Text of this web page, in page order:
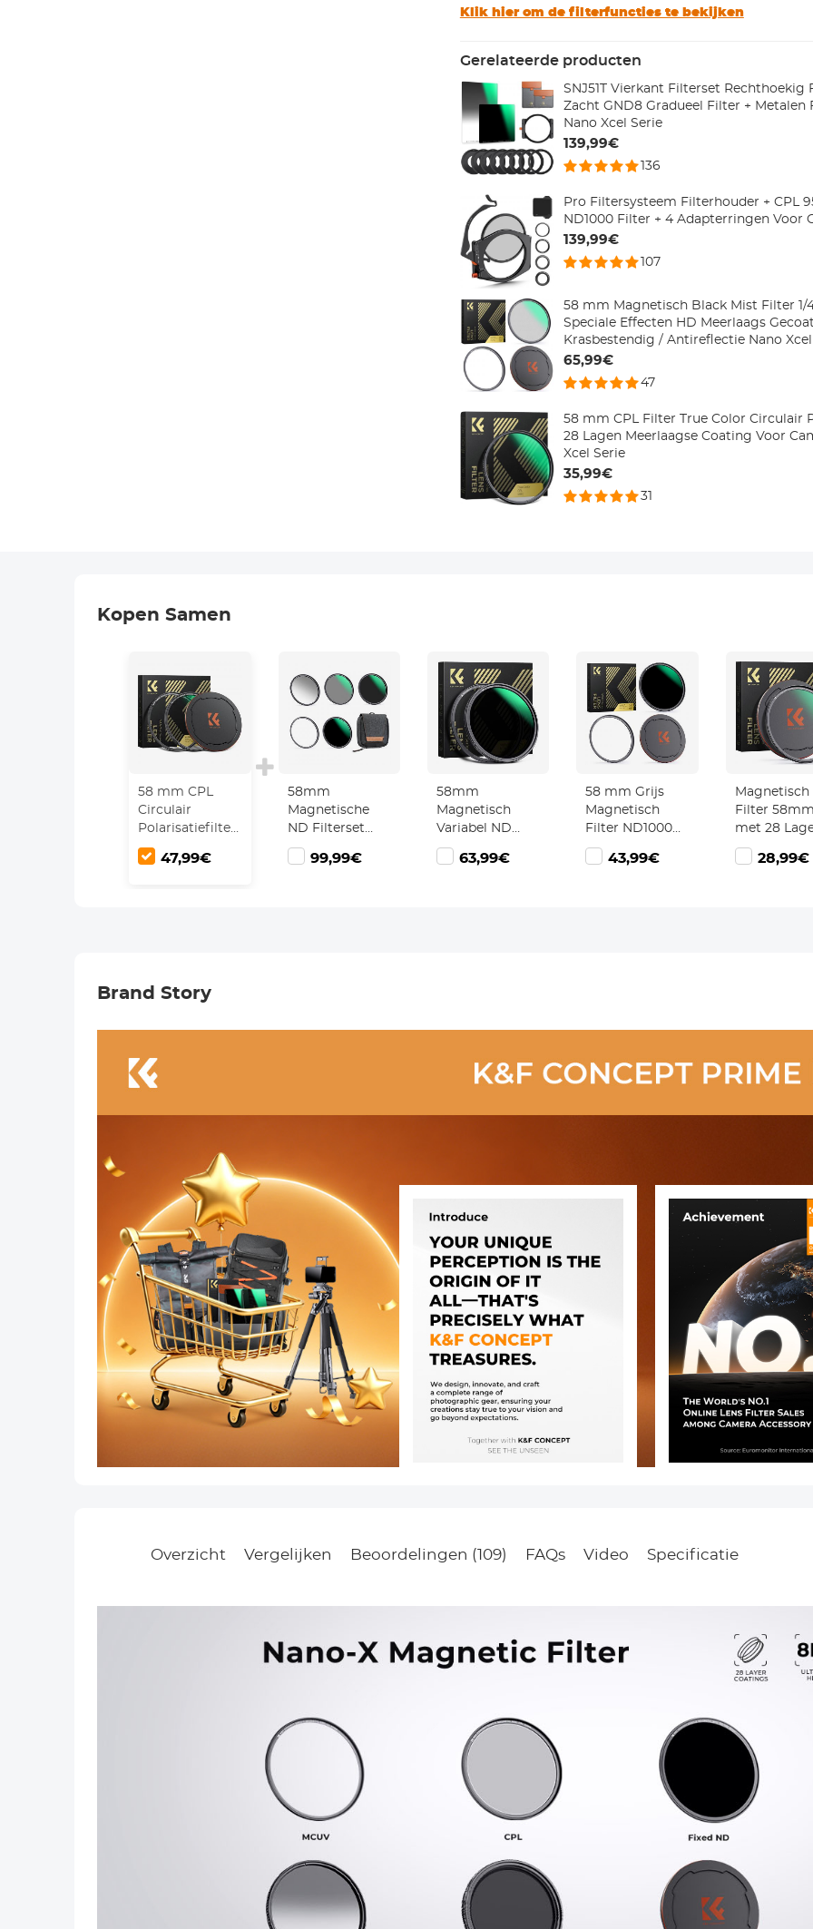
Klik hier om de filterfuncties te bekijken
Gerelateerde producten
SNJ51T Vierkant Filterset Rechthoekig
Zacht GND8 Gradueel Filter + Metalen
Nano Xcel Serie
139,99€
136
Pro Filtersysteem Filterhouder + CPL
ND1000 Filter + 4 Adapterringen Voor
139,99€
107
58 mm Magnetisch Black Mist Filter 1/
Speciale Effecten HD Meerlaags
Krasbestendig / Antireflectie Nano
65,99€
47
58 mm CPL Filter True Color Circulair
28 Lagen Meerlaagse Coating Voor
Xcel Serie
35,99€
31
Kopen Samen
58 mm CPL
Circulair
Polarisatiefilter
Magnetische
Lens Filter HD
47,99€
58mm
Magnetische
ND Filterset
ND8 + ND64 +
ND1000 + GND8
99,99€
58mm
Magnetisch
Variabel ND
Filter ND8 -
ND128 (3-7
63,99€
58 mm Grijs
Magnetisch
Filter ND1000
(10 Stop) ND
Filter HD
43,99€
Magnetisch
Filter 58mm
met 28
Coating en
Lensdop -
28,99€
Brand Story
Overzicht Vergelijken Beoordelingen (109) FAQs Video Specificatie